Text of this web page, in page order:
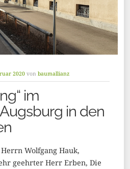
2020 von baumallianz
im
in den
Wolfgang Hauk,
geehrter Herr Erben, Die